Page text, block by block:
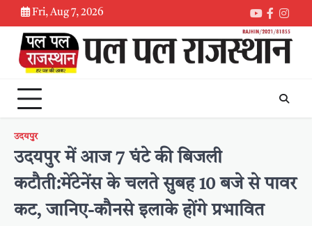
Skip
to
content
Fri, Aug 7, 2026
Youtube
उदयपुर
उदयपुर में आज 7 घंटे की बिजली
कटौती:मेंटेनेंस के चलते सुबह 10 बजे से पावर
कट, जानिए-कौनसे इलाके होंगे प्रभावित